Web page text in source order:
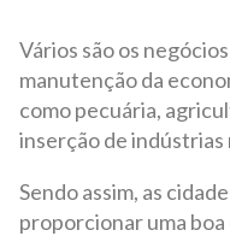
Vários são os
manutenção da
como pecuária,
inserção de indústrias
Sendo assim, as
proporcionar uma